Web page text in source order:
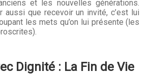
et les nouvelles générations.
aussi que recevoir un invité, c’est lui
les mets qu’on lui présente (les
Dignité : La Fin de Vie